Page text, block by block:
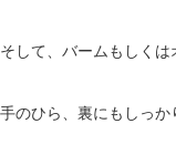
そして、バームもしくは
手のひら、裏にもしっ